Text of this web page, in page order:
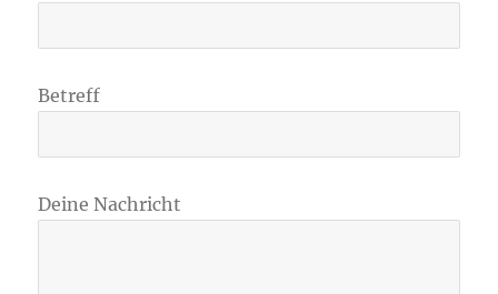
Betreff
Deine Nachricht